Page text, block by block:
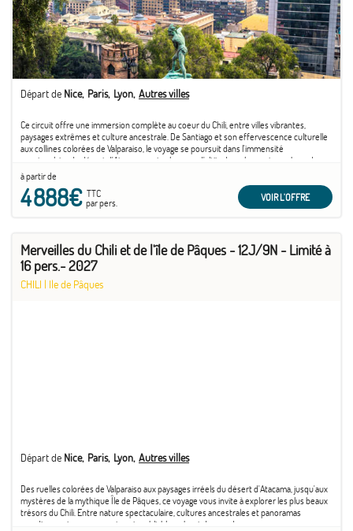
Départ de Nice Paris Lyon Autres villes
Ce circuit offre une immersion complète au coeur du Chili, entre villes vibrantes,
paysages extrêmes et culture ancestrale. De Santiago et son effervescence culturelle
aux collines colorées de Valparaiso, le voyage se poursuit dans l'immensité
spectaculaire du désert d'Atacama, entre lagunes d'altitude, volcans et couchers de
soleil irréels. ...
à partir de
4 888€TTC
par pers.
VOIR L'OFFRE
Merveilles du Chili et de l'île de Pâques - 12J/9N - Limité à
16 pers.- 2027
CHILI | Ile de Pâques
Départ de Nice Paris Lyon Autres villes
Des ruelles colorées de Valparaiso aux paysages irréels du désert d'Atacama, jusqu'aux
mystères de la mythique Île de Pâques, ce voyage vous invite à explorer les plus beaux
trésors du Chili. Entre nature spectaculaire, cultures ancestrales et panoramas
grandioses, vivez une aventure inoubliable au bout du monde.